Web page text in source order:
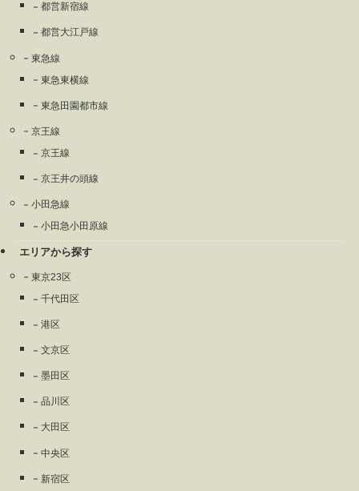
都営新宿線
都営大江戸線
東急線
東急東横線
東急田園都市線
京王線
京王線
京王井の頭線
小田急線
小田急小田原線
エリアから探す
東京23区
千代田区
港区
文京区
墨田区
品川区
大田区
中央区
新宿区